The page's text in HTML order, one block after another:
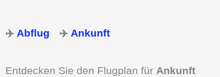
✈️ Abflug ✈️ Ankunft
Entdecken Sie den Flugplan für Ankunft